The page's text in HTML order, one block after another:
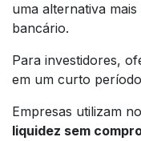
uma alternativa
bancário.
Para investidores,
em um curto
Empresas utilizam
liquidez sem